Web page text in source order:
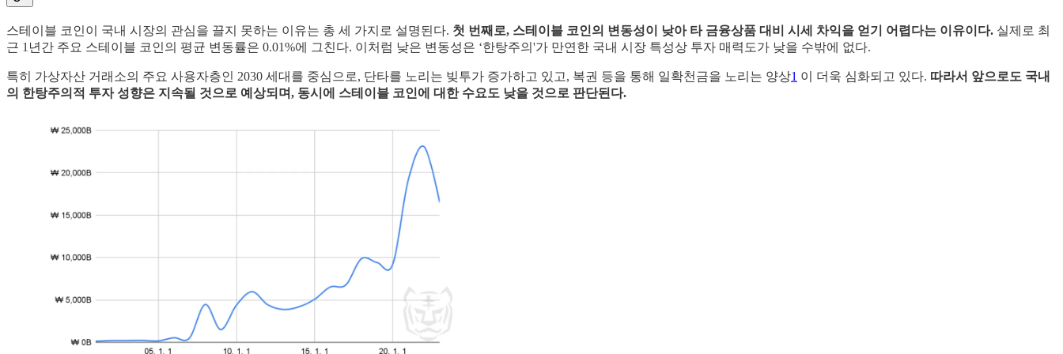
스테이블 코인이 국내 시장의 관심을 끌지 못하는 이유는 총 세 가지로 설명된다. 첫 번째로, 스테이블 코인의 변동성이 낮아 타 금융상품 대비 시세 차익을 얻기 어렵다는 이유이다. 실제로 최
근 1년간 주요 스테이블 코인의 평균 변동률은 0.01%에 그친다. 이처럼 낮은 변동성은 ‘한탕주의'가 만연한 국내 시장 특성상 투자 매력도가 낮을 수밖에 없다.
특히 가상자산 거래소의 주요 사용자층인 2030 세대를 중심으로, 단타를 노리는 빚투가 증가하고 있고, 복권 등을 통해 일확천금을 노리는 양상1 이 더욱 심화되고 있다. 따라서 앞으로도 국내
의 한탕주의적 투자 성향은 지속될 것으로 예상되며, 동시에 스테이블 코인에 대한 수요도 낮을 것으로 판단된다.